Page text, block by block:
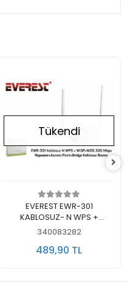
Stokta Yok
Tükendi
EVEREST EWR-301
KABLOSUZ- N WPS +
WISP+WDS 300 Mbps
340083282
489,90 TL